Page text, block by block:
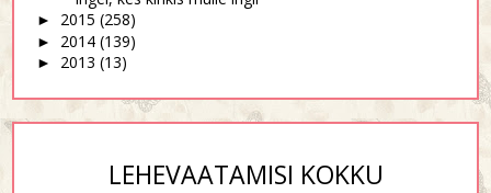
► 2015 (258)
► 2014 (139)
► 2013 (13)
LEHEVAATAMISI KOKKU